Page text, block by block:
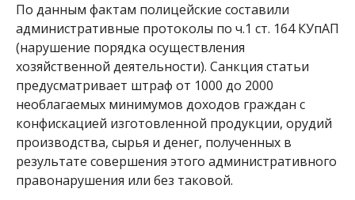
По данным фактам полицейские составили
административные протоколы по ч.1 ст. 164 КУпАП
(нарушение порядка осуществления
хозяйственной деятельности). Санкция статьи
предусматривает штраф от 1000 до 2000
необлагаемых минимумов доходов граждан с
конфискацией изготовленной продукции, орудий
производства, сырья и денег, полученных в
результате совершения этого административного
правонарушения или без таковой.